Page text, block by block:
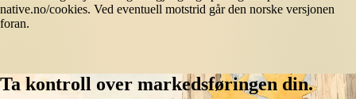
native.no/cookies. Ved eventuell motstrid går den norske versjonen
foran.
Ta kontroll over markedsføringen din.